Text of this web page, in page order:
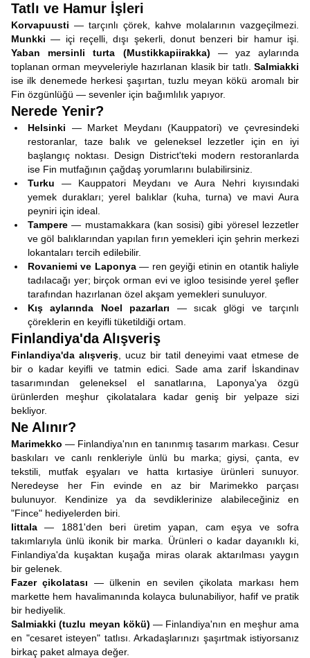
Tatlı ve Hamur İşleri
Korvapuusti — tarçınlı çörek, kahve molalarının vazgeçilmezi.
Munkki — içi reçelli, dışı şekerli, donut benzeri bir hamur işi.
Yaban mersinli turta (Mustikkapiirakka) — yaz aylarında
toplanan orman meyveleriyle hazırlanan klasik bir tatlı. Salmiakki
ise ilk denemede herkesi şaşırtan, tuzlu meyan kökü aromalı bir
Fin özgünlüğü — sevenler için bağımlılık yapıyor.
Nerede Yenir?
Helsinki — Market Meydanı (Kauppatori) ve çevresindeki
restoranlar, taze balık ve geleneksel lezzetler için en iyi
başlangıç noktası. Design District'teki modern restoranlarda
ise Fin mutfağının çağdaş yorumlarını bulabilirsiniz.
Turku — Kauppatori Meydanı ve Aura Nehri kıyısındaki
yemek durakları; yerel balıklar (kuha, turna) ve mavi Aura
peyniri için ideal.
Tampere — mustamakkara (kan sosisi) gibi yöresel lezzetler
ve göl balıklarından yapılan fırın yemekleri için şehrin merkezi
lokantaları tercih edilebilir.
Rovaniemi ve Laponya— ren geyiği etinin en otantik haliyle
tadılacağı yer; birçok orman evi ve igloo tesisinde yerel şefler
tarafından hazırlanan özel akşam yemekleri sunuluyor.
Kış aylarında Noel pazarları — sıcak glögi ve tarçınlı
çöreklerin en keyifli tüketildiği ortam.
Finlandiya'da Alışveriş
Finlandiya'da alışveriş , ucuz bir tatil deneyimi vaat etmese de
bir o kadar keyifli ve tatmin edici. Sade ama zarif İskandinav
tasarımından geleneksel el sanatlarına, Laponya'ya özgü
ürünlerden meşhur çikolatalara kadar geniş bir yelpaze sizi
bekliyor.
Ne Alınır?
Marimekko — Finlandiya'nın en tanınmış tasarım markası. Cesur
baskıları ve canlı renkleriyle ünlü bu marka; giysi, çanta, ev
tekstili, mutfak eşyaları ve hatta kırtasiye ürünleri sunuyor.
Neredeyse her Fin evinde en az bir Marimekko parçası
bulunuyor. Kendinize ya da sevdiklerinize alabileceğiniz en
"Fince" hediyelerden biri.
Iittala — 1881'den beri üretim yapan, cam eşya ve sofra
takımlarıyla ünlü ikonik bir marka. Ürünleri o kadar dayanıklı ki,
Finlandiya'da kuşaktan kuşağa miras olarak aktarılması yaygın
bir gelenek.
Fazer çikolatası — ülkenin en sevilen çikolata markası hem
markette hem havalimanında kolayca bulunabiliyor, hafif ve pratik
bir hediyelik.
Salmiakki (tuzlu meyan kökü) — Finlandiya'nın en meşhur ama
en "cesaret isteyen" tatlısı. Arkadaşlarınızı şaşırtmak istiyorsanız
birkaç paket almaya değer.